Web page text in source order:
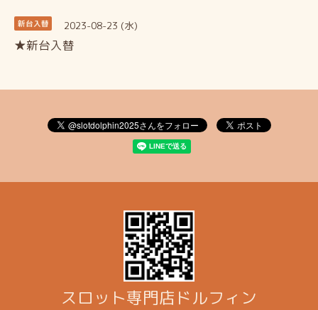
新台入替 2023-08-23 (水)
★新台入替
スロット専門店ドルフィン